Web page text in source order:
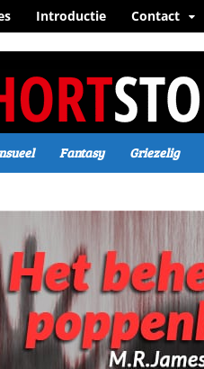
Introductie Contact
Fantasy Griezelig